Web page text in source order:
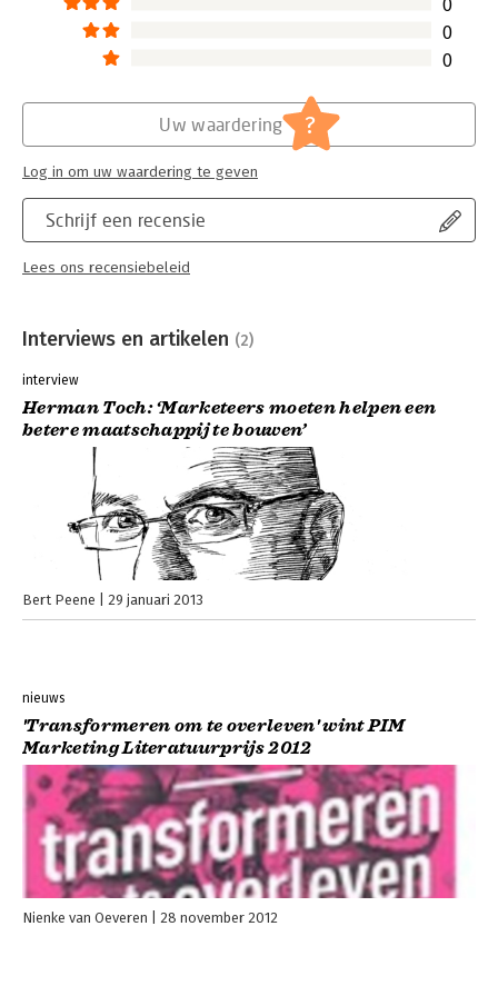
overleven zet immers aan tot fundamenteel anders denken en
doen." - Mariken Kimmels, Marketing Directeur Heinz
Continentaal Europa
0
0
0
Schrijf een recensie
Lees ons recensiebeleid
Uw waardering ?
Log in om uw waardering te geven
Interviews en artikelen (2)
interview
Herman Toch: ‘Marketeers moeten helpen een
betere maatschappij te bouwen’
Bert Peene 29 januari 2013
nieuws
'Transformeren om te overleven' wint PIM
Marketing Literatuurprijs 2012
Nienke van Oeveren 28 november 2012